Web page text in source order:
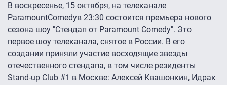
В воскресенье, 15 октября, на телеканале
ParamountComedyв 23:30 состоится премьера нового
сезона шоу "Стендап от Paramount Comedy". Это
первое шоу телеканала, снятое в России. В его
создании приняли участие восходящие звезды
отечественного стендапа, в том числе резиденты
Stand-up Club #1 в Москве: Алексей Квашонкин, Идрак